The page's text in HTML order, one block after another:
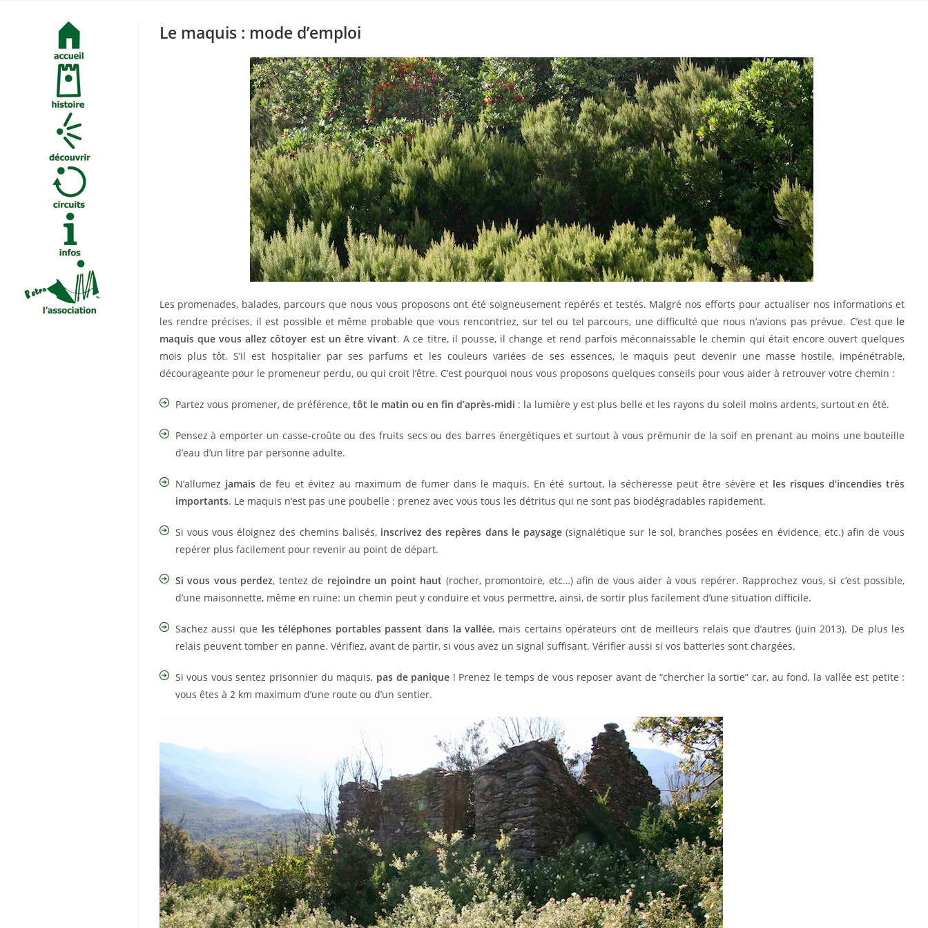
Le maquis : mode d’emploi
Les promenades, balades, parcours que nous vous proposons ont été soigneusement repérés et testés. Malgré nos efforts pour actualiser nos informations et
les rendre précises, il est possible et même probable que vous rencontriez, sur tel ou tel parcours, une difficulté que nous n’avions pas prévue. C’est que le
maquis que vous allez côtoyer est un être vivant. A ce titre, il pousse, il change et rend parfois méconnaissable le chemin qui était encore ouvert quelques
mois plus tôt. S’il est hospitalier par ses parfums et les couleurs variées de ses essences, le maquis peut devenir une masse hostile, impénétrable,
décourageante pour le promeneur perdu, ou qui croit l’être. C’est pourquoi nous vous proposons quelques conseils pour vous aider à retrouver votre chemin :
Partez vous promener, de préférence, tôt le matin ou en fin d’après-midi : la lumière y est plus belle et les rayons du soleil moins ardents, surtout en été.
Pensez à emporter un casse-croûte ou des fruits secs ou des barres énergétiques et surtout à vous prémunir de la soif en prenant au moins une bouteille
d’eau d’un litre par personne adulte.
N’allumez jamaisde feu et évitez au maximum de fumer dans le maquis. En été surtout, la sécheresse peut être sévère et les risques d’incendies très
importants. Le maquis n’est pas une poubelle : prenez avec vous tous les détritus qui ne sont pas biodégradables rapidement.
Si vous vous éloignez des chemins balisés, inscrivez des repères dans le paysage (signalétique sur le sol, branches posées en évidence, etc.) afin de vous
repérer plus facilement pour revenir au point de départ.
Si vous vous perdez, tentez de rejoindre un point haut (rocher, promontoire, etc…) afin de vous aider à vous repérer. Rapprochez vous, si c’est possible,
d’une maisonnette, même en ruine: un chemin peut y conduire et vous permettre, ainsi, de sortir plus facilement d’une situation difficile.
Sachez aussi que les téléphones portables passent dans la vallée, mais certains opérateurs ont de meilleurs relais que d’autres (juin 2013). De plus les
relais peuvent tomber en panne. Vérifiez, avant de partir, si vous avez un signal suffisant. Vérifier aussi si vos batteries sont chargées.
Si vous vous sentez prisonnier du maquis, pas de panique ! Prenez le temps de vous reposer avant de “chercher la sortie” car, au fond, la vallée est petite :
vous êtes à 2 km maximum d’une route ou d’un sentier.